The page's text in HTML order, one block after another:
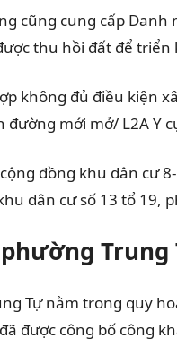
cũng cung cấp
thu hồi đất để triển
không đủ điều kiện
mới mở/ L2A Y
đồng khu dân cư
dân cư số 13 tổ 19,
Trung
Tự nằm trong quy
được công bố công